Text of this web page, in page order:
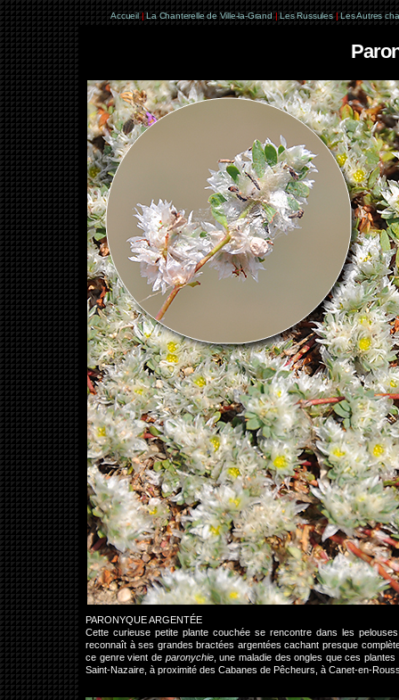
Accueil | La Chanterelle de Ville-la-Grand | Les Russules | Les Autres
PARONYQUE ARGENTÉE
Cette curieuse petite plante couchée se rencontre dans les
reconnaît à ses grandes bractées argentées cachant presque
ce genre vient de paronychie, une maladie des ongles que ces
Saint-Nazaire, à proximité des Cabanes de Pêcheurs, à Canet-en-